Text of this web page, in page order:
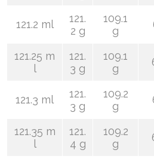
121.2 ml
121.
2 g
109.1
g
121.25 m
l
121.
3 g
109.1
g
121.3 ml
121.
3 g
109.2
g
121.35 m
l
121.
4 g
109.2
g